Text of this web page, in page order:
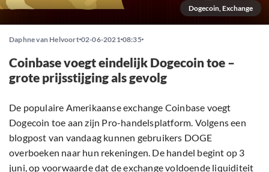
Dogecoin, Exchange
Daphne van Helvoort 02-06-2021 08:35
Coinbase voegt eindelijk Dogecoin toe –
grote prijsstijging als gevolg
De populaire Amerikaanse exchange Coinbase voegt
Dogecoin toe aan zijn Pro-handelsplatform. Volgens een
blogpost van vandaag kunnen gebruikers DOGE
overboeken naar hun rekeningen. De handel begint op 3
juni, op voorwaarde dat de exchange voldoende liquiditeit